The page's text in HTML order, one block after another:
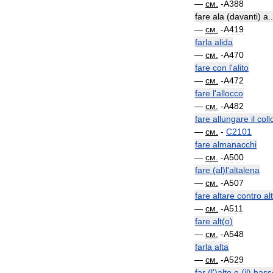
— см -A388
fare ala (davanti) a
— см -A419
farla alida
— см -A470
fare con l'alito
— см -A472
fare l'allocco
— см -A482
fare allungare il
— см - C2101
fare almanacchi
— см -A500
fare (al)l'altalena
— см -A507
fare altare contro
— см -A511
fare alt(o)
— см -A548
farla alta
— см -A529